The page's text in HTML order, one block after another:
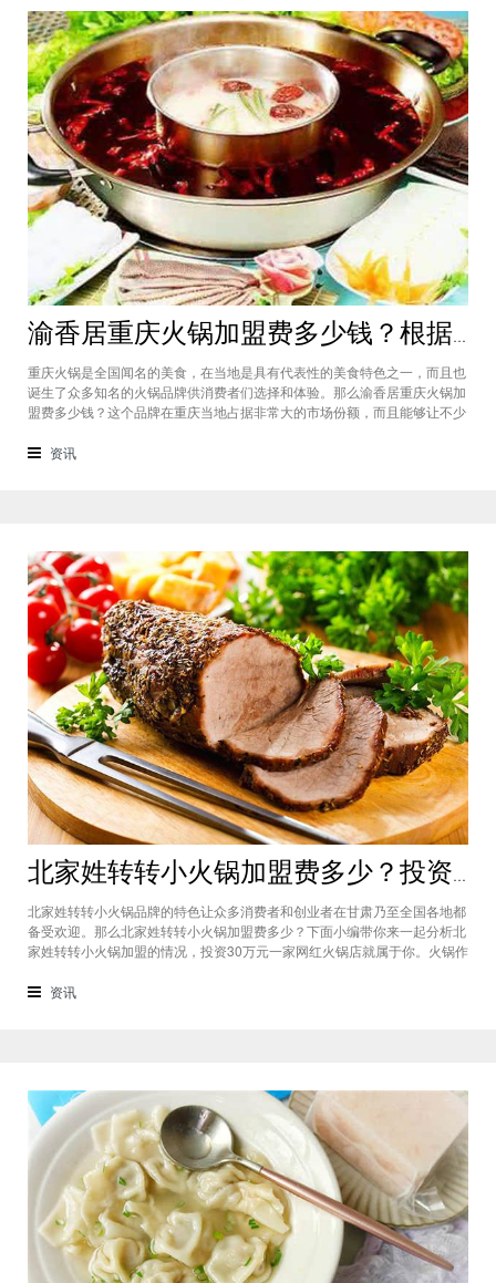
渝香居重庆火锅加盟费多少钱？根据所在城市进行规划非常合适创业
重庆火锅是全国闻名的美食，在当地是具有代表性的美食特色之一，而且也
诞生了众多知名的火锅品牌供消费者们选择和体验。那么渝香居重庆火锅加
盟费多少钱？这个品牌在重庆当地占据非常大的市场份额，而且能够让不少
者所在城市进行制定和规划的，渝香居重庆火锅加盟成为了大家心中非常合
资讯
北家姓转转小火锅加盟费多少？投资30万一家网红火锅店就属于你
北家姓转转小火锅品牌的特色让众多消费者和创业者在甘肃乃至全国各地都
备受欢迎。那么北家姓转转小火锅加盟费多少？下面小编带你来一起分析北
家姓转转小火锅加盟的情况，投资30万元一家网红火锅店就属于你。火锅作
态存在着。北家姓转转小火锅凭借自己的产品和装修在美食市场当中受到越
资讯